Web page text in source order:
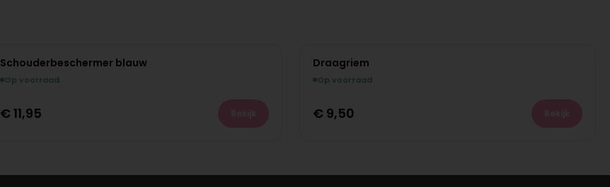
Schouderbeschermer blauw
Op voorraad
€ 11,95
Draagriem
Op voorraad
€ 9,50